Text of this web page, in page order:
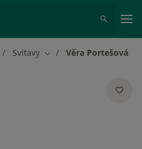
Svitavy Změna města
Věra Portešová